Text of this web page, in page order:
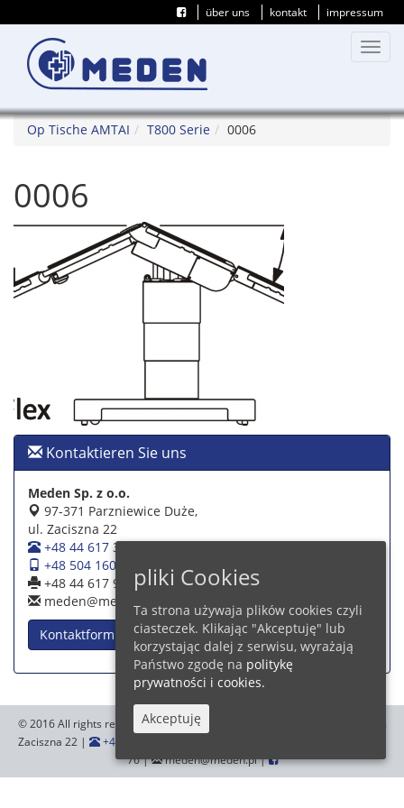
über uns kontakt impressum
Op Tische AMTAI T800 Serie 0006
0006
Kontaktieren Sie uns
Meden Sp. z o.o.
97-371 Parzniewice Duże,
ul. Zaciszna 22
+48 44 617 39 39
+48 504 160 942
+48 44 617 93 76
meden@meden.pl
Kontaktformular
© 2016 All rights reserved.Meden Sp. z o.o.
Zaciszna 22 |
+48 44 617 39 39
76 |
meden@meden.pl |
pliki Cookies
Ta strona używaja plików cookies czyli
ciasteczek. Klikając "Akceptuję" lub
korzystając dalej z serwisu, wyrażają
Państwo zgodę na politykę
prywatności i cookies.
Akceptuję